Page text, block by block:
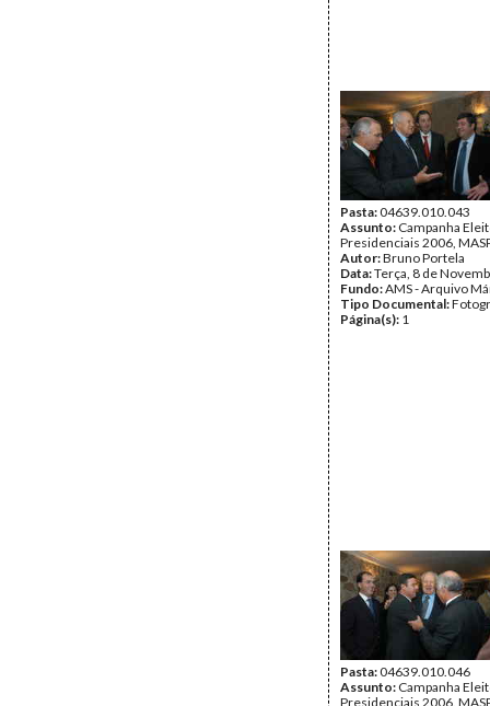
Pasta:04639.010.043
Assunto: Campanha
Presidenciais 2006,
Autor:Bruno Portela
Data:Terça, 8 de
Fundo:AMS - Arquivo
Tipo Documental:
Página(s): 1
Pasta:04639.010.046
Assunto: Campanha
Presidenciais 2006,